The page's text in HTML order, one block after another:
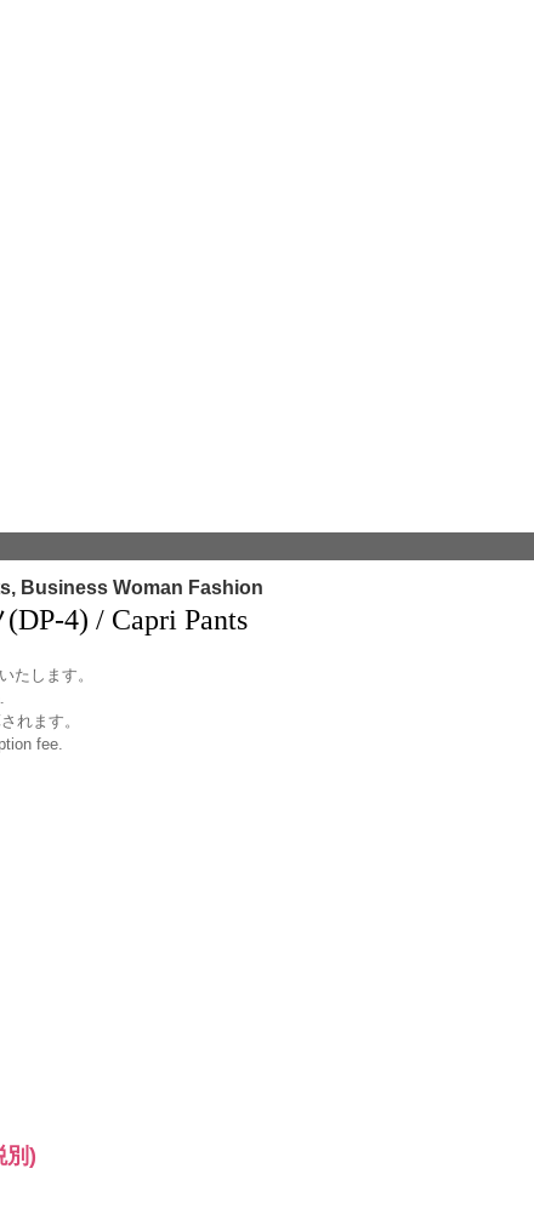
Business Woman Fashion
4) / Capri Pants
たします。
れます。
fee.
別)